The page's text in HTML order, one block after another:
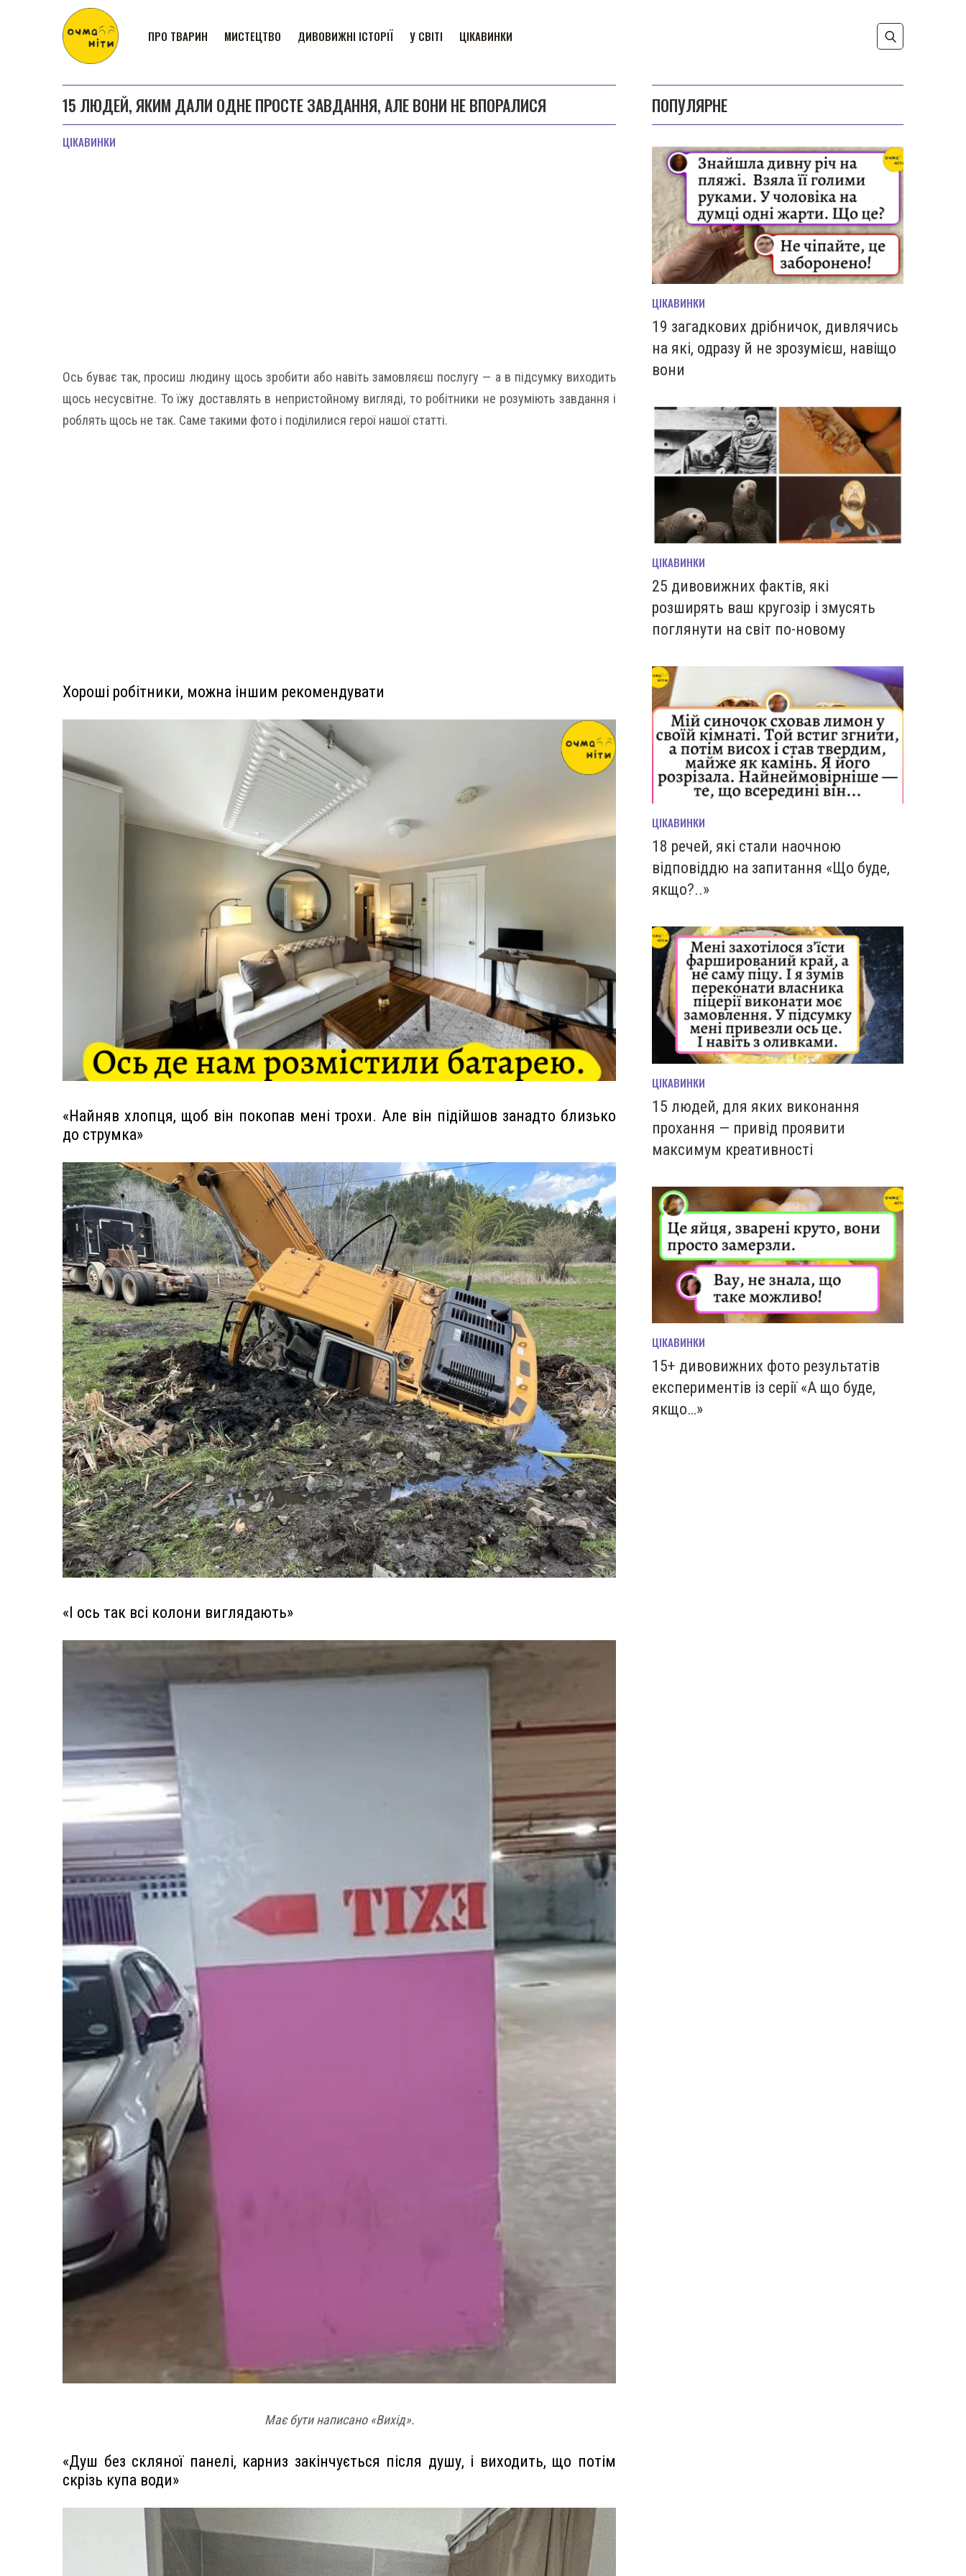
ПРО ТВАРИН МИСТЕЦТВО ДИВОВИЖНІ ІСТОРІЇ У СВІТІ ЦІКАВИНКИ
15 ЛЮДЕЙ, ЯКИМ ДАЛИ ОДНЕ ПРОСТЕ ЗАВДАННЯ, АЛЕ ВОНИ НЕ ВПОРАЛИСЯ
ЦІКАВИНКИ
Ось буває так, просиш людину щось зробити або навіть замовляєш послугу — а в підсумку виходить
щось несусвітне. То їжу доставлять в непристойному вигляді, то робітники не розуміють завдання і
роблять щось не так. Саме такими фото і поділилися герої нашої статті.
Хороші робітники, можна іншим рекомендувати
«Найняв хлопця, щоб він покопав мені трохи. Але він підійшов занадто близько
до струмка»
«І ось так всі колони виглядають»
Має бути написано «Вихід».
«Душ без скляної панелі, карниз закінчується після душу, і виходить, що потім
скрізь купа води»
ПОПУЛЯРНЕ
ЦІКАВИНКИ
19 загадкових дрібничок, дивлячись
на які, одразу й не зрозумієш, навіщо
вони
ЦІКАВИНКИ
25 дивовижних фактів, які
розширять ваш кругозір і змусять
поглянути на світ по-новому
ЦІКАВИНКИ
18 речей, які стали наочною
відповіддю на запитання «Що буде,
якщо?..»
ЦІКАВИНКИ
15 людей, для яких виконання
прохання — привід проявити
максимум креативності
ЦІКАВИНКИ
15+ дивовижних фото результатів
експериментів із серії «А що буде,
якщо…»